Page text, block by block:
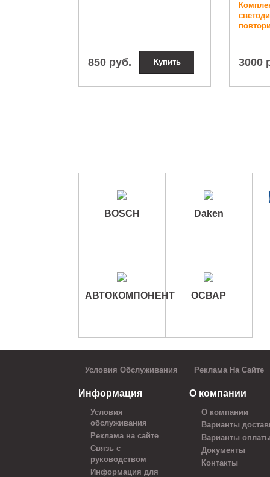
850 руб. Купить 3000
BOSCH Daken
АВТОКОМПОНЕНТ ОСВАР
Условия Обслуживания Реклама На Сайте
Информация
Условия
обслуживания
Реклама на сайте
Связь с
руководством
Информация для
О компании
О компании
Варианты
Варианты
Документы
Контакты